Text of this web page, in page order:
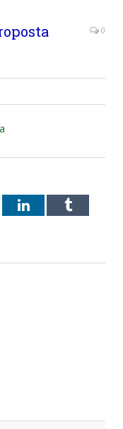
0
LinkedInTumblr